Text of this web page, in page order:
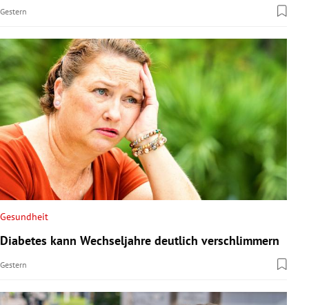
Gestern
Gesundheit
Diabetes kann Wechseljahre deutlich verschlimmern
Gestern